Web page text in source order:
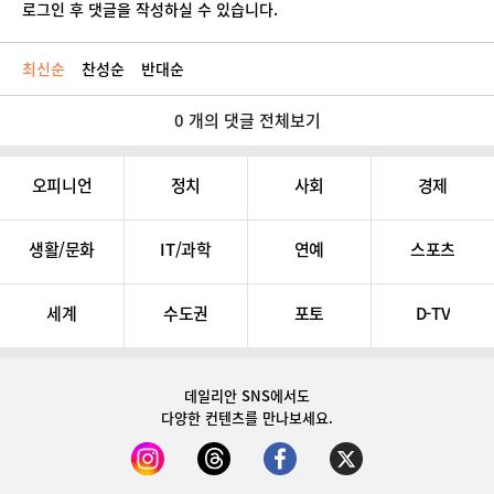
로그인 후 댓글을 작성하실 수 있습니다.
최신순 찬성순 반대순
0 개의 댓글 전체보기
오피니언 정치 사회 경제
생활/문화 IT/과학 연예 스포츠
세계 수도권 포토 D-TV
데일리안 SNS에서도
다양한 컨텐츠를 만나보세요.